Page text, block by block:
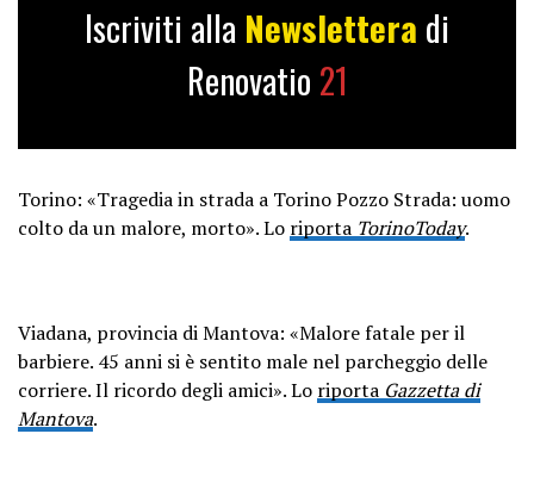
Iscriviti alla Newslettera di
Renovatio 21
Torino: «Tragedia in strada a Torino Pozzo Strada: uomo
colto da un malore, morto». Lo riporta TorinoToday.
Viadana, provincia di Mantova: «Malore fatale per il
barbiere. 45 anni si è sentito male nel parcheggio delle
corriere. Il ricordo degli amici». Lo riporta Gazzetta di
Mantova.